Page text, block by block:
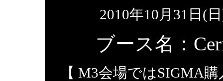
2010年10月31日(
ブース名：
【 M3会場ではSIGMA